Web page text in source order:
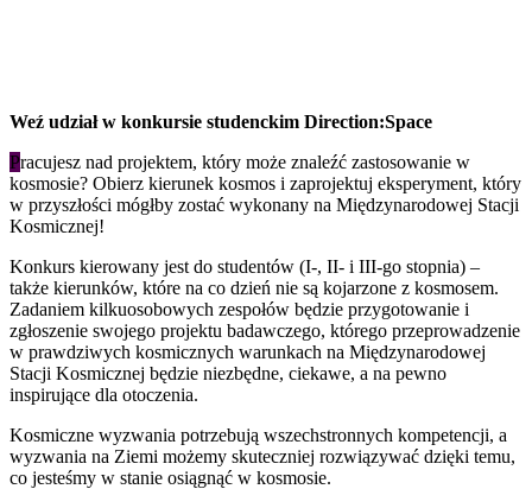
Weź udział w konkursie studenckim Direction:Space
Pracujesz nad projektem, który może znaleźć zastosowanie w
kosmosie? Obierz kierunek kosmos i zaprojektuj eksperyment, który
w przyszłości mógłby zostać wykonany na Międzynarodowej Stacji
Kosmicznej!
Konkurs kierowany jest do studentów (I-, II- i III-go stopnia) –
także kierunków, które na co dzień nie są kojarzone z kosmosem.
Zadaniem kilkuosobowych zespołów będzie przygotowanie i
zgłoszenie swojego projektu badawczego, którego przeprowadzenie
w prawdziwych kosmicznych warunkach na Międzynarodowej
Stacji Kosmicznej będzie niezbędne, ciekawe, a na pewno
inspirujące dla otoczenia.
Kosmiczne wyzwania potrzebują wszechstronnych kompetencji, a
wyzwania na Ziemi możemy skuteczniej rozwiązywać dzięki temu,
co jesteśmy w stanie osiągnąć w kosmosie.